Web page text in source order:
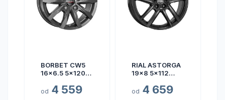
BORBET CW5
16x6.5 5x120
od 4 559
RIAL ASTORGA
19x8 5x112
od 4 659